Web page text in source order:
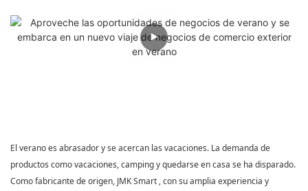
El verano es abrasador y se acercan las vacaciones. La demanda de
productos como vacaciones, camping y quedarse en casa se ha disparado.
Como fabricante de origen, JMK Smart , con su amplia experiencia y